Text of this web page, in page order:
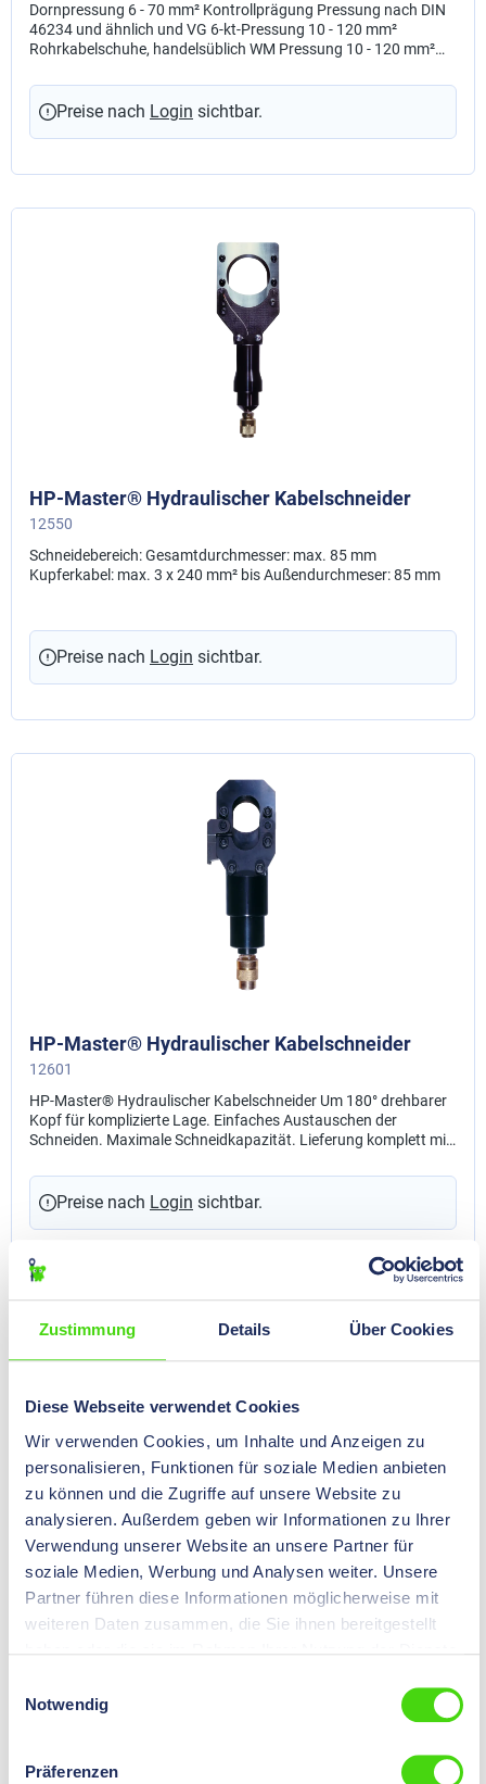
Zustimmung Details Über Cookies
Diese Webseite verwendet Cookies
Wir verwenden Cookies, um Inhalte und Anzeigen zu
personalisieren, Funktionen für soziale Medien anbieten
zu können und die Zugriffe auf unsere Website zu
analysieren. Außerdem geben wir Informationen zu Ihrer
Verwendung unserer Website an unsere Partner für
soziale Medien, Werbung und Analysen weiter. Unsere
Partner führen diese Informationen möglicherweise mit
weiteren Daten zusammen, die Sie ihnen bereitgestellt
Notwendig
Präferenzen
Dornpressung 6 - 70 mm² Kontrollprägung Pressung nach DIN
46234 und ähnlich und VG 6-kt-Pressung 10 - 120 mm²
Rohrkabelschuhe, handelsüblich WM Pressung 10 - 120 mm²
Presskabelschuhe DIN 46235 Trapezpressung 10 - 95 mm²
Aderendhülsen Ovalpressung 10 - 35 mm² isolierte Kabelschuhe
Preise nach Login sichtbar.
HP-Master® Hydraulischer Kabelschneider
12550
Schneidebereich: Gesamtdurchmesser: max. 85 mm
Kupferkabel: max. 3 x 240 mm² bis Außendurchmeser: 85 mm
Preise nach Login sichtbar.
HP-Master® Hydraulischer Kabelschneider
12601
HP-Master® Hydraulischer Kabelschneider Um 180° drehbarer
Kopf für komplizierte Lage. Einfaches Austauschen der
Schneiden. Maximale Schneidkapazität. Lieferung komplett mit
Schneidebereich: Kupferkabel: 35 mm Aluminiumkabel: 28,8 mm
Preise nach Login sichtbar.
HP-Master® Hydraulisches Handpressgerät
inkl. Koffer